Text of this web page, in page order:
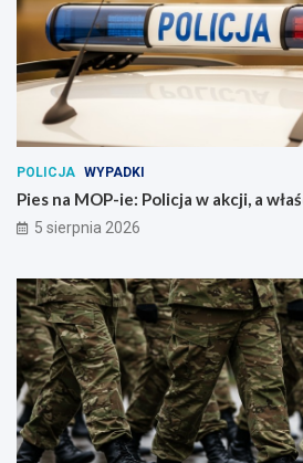
POLICJA WYPADKI
Pies na MOP-ie: Policja w akcji, a
5 sierpnia 2026